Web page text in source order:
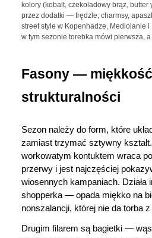
kolory (kobalt, czekoladowy brąz,
przez dodatki — frędzle, charmsy,
street style w Kopenhadze, Mediolanie
w tym sezonie torebka mówi pierwsza,
Fasony —
strukturalności
Sezon należy do form, które
zamiast trzymać sztywny
workowatym kontuktem wraca
przerwy i jest najczęściej
wiosennych kampaniach. Działa
shopperka — opada miękko na
nonszalancji, której nie da torba
Drugim filarem są bagietki —